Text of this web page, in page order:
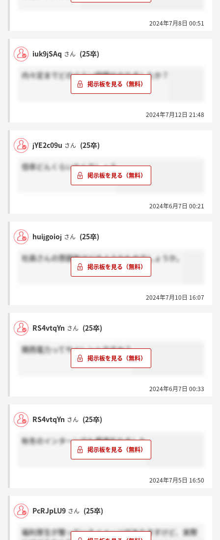
2024年7月8日 00:51
iuk9jSAq さん (25卒)
内々定までどのぐらい時間かかりましたか？
2024年7月12日 21:48
jYE2c09u さん (25卒)
倍率どんくらいなんでしょう
2024年6月7日 00:21
huijgoioj さん (25卒)
社員さんの雰囲気はどのようなものでしょうか。
2024年7月10日 16:07
RS4vtqYn さん (25卒)
関西電力ってサイレントですか？
2024年6月7日 00:33
RS4vtqYn さん (25卒)
秋冬のインターンでも優遇在りました
2024年7月5日 16:50
PcRJpLU9 さん (25卒)
福利厚生が整っているイメージがありますけど、実際